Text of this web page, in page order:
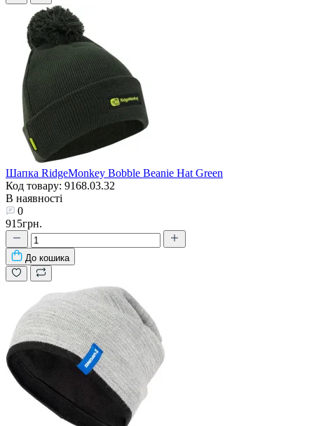
Шапка RidgeMonkey Bobble Beanie Hat Green
Код товару: 9168.03.32
В наявності
0
915грн.
До кошика